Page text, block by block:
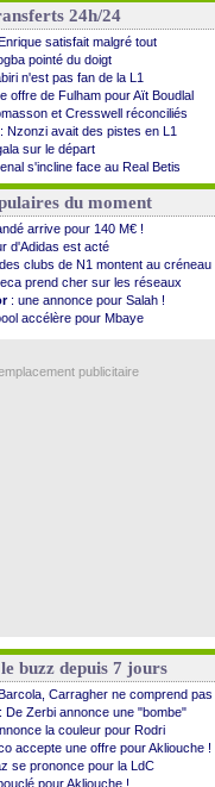
24h/24
satisfait malgré tout
pointé du doigt
n'est pas fan de la L1
offre de Fulham pour Aït Boudlal
et Cresswell réconciliés
: Nzonzi avait des pistes en L1
sur le départ
s'incline face au Real Betis
défaite pour le PSG
flou pour Reijnders
prend une belle option
arrive libre (officiel)
d'Alvarez à son retour
succès pour Brest
but de Greenwood avec le Fener !
promesse d'Infantino au Maroc ...
pour le premier match amical
domine Al-Shahaniya
du moment
arrive pour 140 M€ !
d'Adidas est acté
clubs de N1 montent au créneau
prend cher sur les réseaux
: une annonce pour Salah !
accélère pour Mbaye
publicitaire
buzz depuis 7 jours
Carragher ne comprend pas
: De Zerbi annonce une "bombe"
la couleur pour Rodri
accepte une offre pour Akliouche !
se prononce pour la LdC
pour Akliouche !